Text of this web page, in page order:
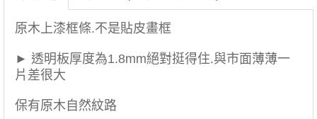
原木上漆框條.不是貼皮畫框
► 透明板厚度為1.8mm絕對挺得住.與市面薄薄一
片差很大
保有原木自然紋路